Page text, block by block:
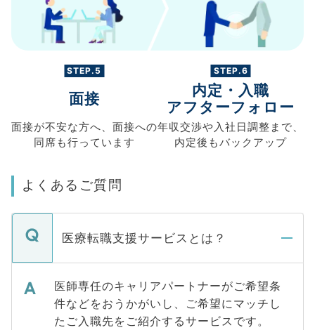
STEP.5
面接
面接が不安な方へ、 面接への
同席も行っています
STEP.6
内定・入職
アフターフォロー
年収交渉や入社日調整まで、
内定後もバックアップ
よくあるご質問
医療転職支援サービスとは？
医師専任のキャリアパートナーがご希望条
件などをおうかがいし、ご希望にマッチし
たご入職先をご紹介するサービスです。